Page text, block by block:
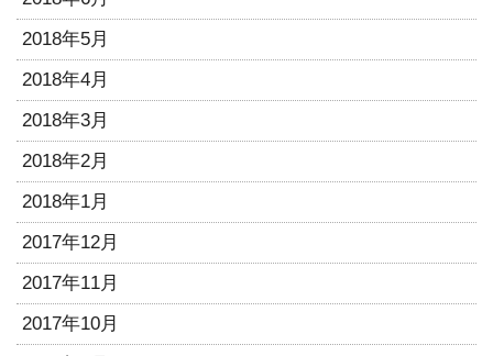
2018年5月
2018年4月
2018年3月
2018年2月
2018年1月
2017年12月
2017年11月
2017年10月